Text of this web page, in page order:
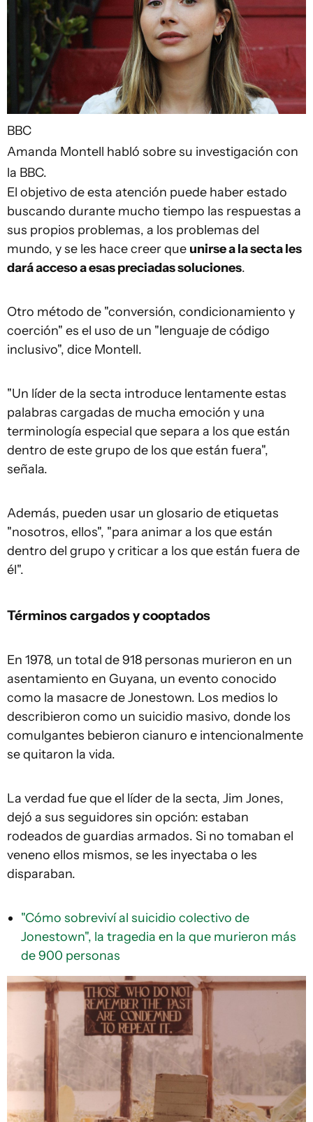
BBC
Amanda Montell habló sobre su investigación con
la BBC.
El objetivo de esta atención puede haber estado
buscando durante mucho tiempo las respuestas a
sus propios problemas, a los problemas del
mundo, y se les hace creer que unirse a la secta les
dará acceso a esas preciadas soluciones.
Otro método de "conversión, condicionamiento y
coerción" es el uso de un "lenguaje de código
inclusivo", dice Montell.
"Un líder de la secta introduce lentamente estas
palabras cargadas de mucha emoción y una
terminología especial que separa a los que están
dentro de este grupo de los que están fuera",
señala.
Además, pueden usar un glosario de etiquetas
"nosotros, ellos", "para animar a los que están
dentro del grupo y criticar a los que están fuera de
él".
Términos cargados y cooptados
En 1978, un total de 918 personas murieron en un
asentamiento en Guyana, un evento conocido
como la masacre de Jonestown. Los medios lo
describieron como un suicidio masivo, donde los
comulgantes bebieron cianuro e intencionalmente
se quitaron la vida.
La verdad fue que el líder de la secta, Jim Jones,
dejó a sus seguidores sin opción: estaban
rodeados de guardias armados. Si no tomaban el
veneno ellos mismos, se les inyectaba o les
disparaban.
"Cómo sobreviví al suicidio colectivo de
Jonestown", la tragedia en la que murieron más
de 900 personas